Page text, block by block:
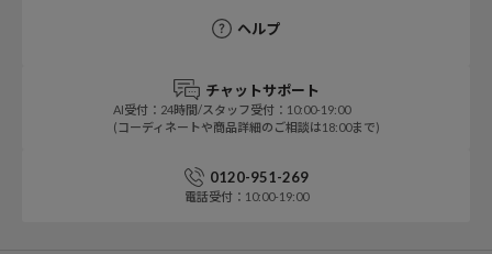
ヘルプ
チャットサポート
AI受付：24時間/スタッフ受付：10:00-19:00
(コーディネートや商品詳細のご相談は18:00まで)
0120-951-269
電話受付：10:00-19:00